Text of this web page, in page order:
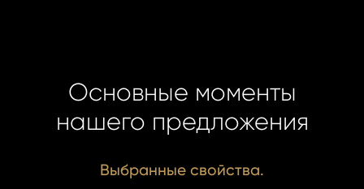
Основные моменты
нашего предложения
Выбранные свойства.